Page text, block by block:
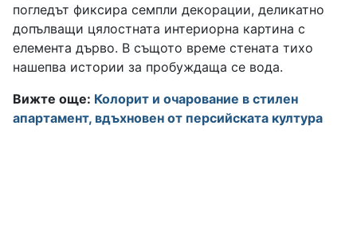
погледът фиксира семпли декорации, деликатно
допълващи цялостната интериорна картина с
елемента дърво. В същото време стената тихо
нашепва истории за пробуждаща се вода.
Вижте още: Колорит и очарование в стилен
апартамент, вдъхновен от персийската култура